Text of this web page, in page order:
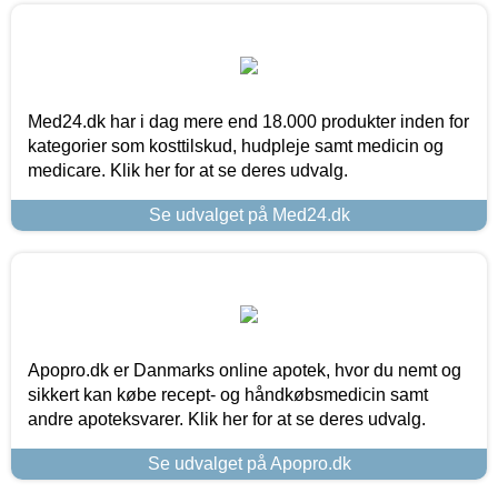
Med24.dk har i dag mere end 18.000 produkter inden for
kategorier som kosttilskud, hudpleje samt medicin og
medicare. Klik her for at se deres udvalg.
Se udvalget på Med24.dk
Apopro.dk er Danmarks online apotek, hvor du nemt og
sikkert kan købe recept- og håndkøbsmedicin samt
andre apoteksvarer. Klik her for at se deres udvalg.
Se udvalget på Apopro.dk